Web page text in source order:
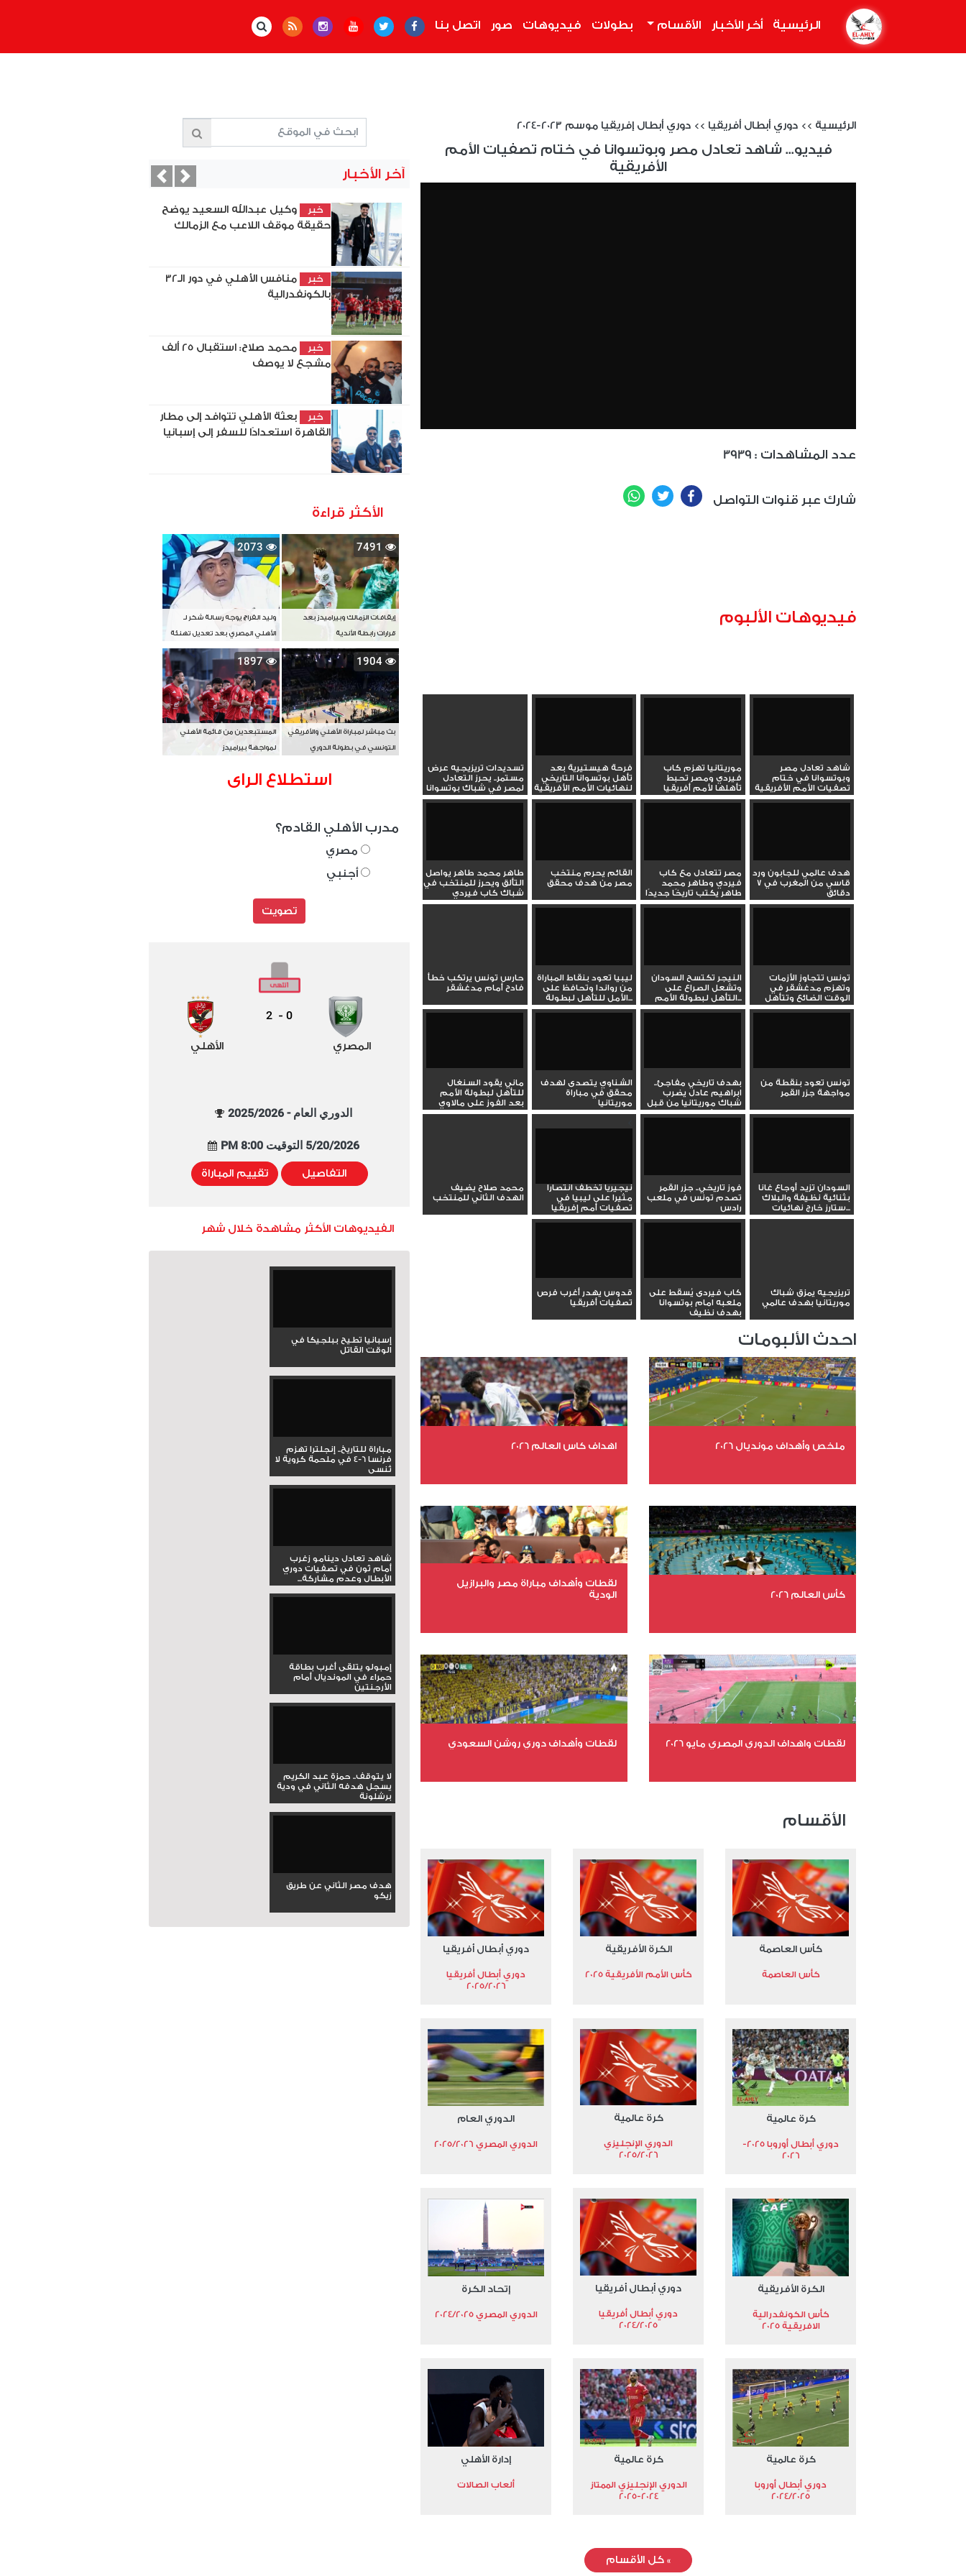
الرئيسية أخر الأخبار الأقسام بطولات فيديوهات صور اتصل بنا
الرئيسية >> دوري أبطال أفريقيا >> دوري أبطال إفريقيا موسم 2023-2024
فيديو... شاهد تعادل مصر وبوتسوانا في ختام تصفيات الأمم
الأفريقية
3939 : عدد المشاهدات
شارك عبر قنوات التواصل Facebook
Twitter
WhatsApp
فيديوهات الألبوم
شاهد تعادل مصر
وبوتسوانا في ختام
تصفيات الأمم الأفريقية
موريتانيا تهزم كاب
فيردي ومصر تحبط
تأهلها لأمم أفريقيا
فرحة هيستيرية بعد
تأهل بوتسوانا التاريخي
لنهائيات الأمم الأفريقية
تسديدات تريزيجيه عرض
مستمر.. يحرز التعادل
لمصر في شباك بوتسوانا
هدف عالمي للجابون ورد
قاسي من المغرب في 7
دقائق
مصر تتعادل مع كاب
فيردي وطاهر محمد
طاهر يكتب تاريخًا جديدًا
القائم يحرم منتخب
مصر من هدف محقق
طاهر محمد طاهر يواصل
التألق ويحرز للمنتخب في
شباك كاب فيردي
تونس تتجاوز الأزمات
وتهزم مدغشقر في
الوقت الضائع وتتأهل
لنهائيات...
النيجر تكتسح السودان
وتشعل الصراع على
التأهل لبطولة الأمم...
ليبيا تعود بنقاط المباراة
من رواندا وتحافظ على
الأمل للتأهل لبطولة...
حارس تونس يرتكب خطأ
فادح أمام مدغشقر
تونس تعود بنقطة من
مواجهة جزر القمر
بهدف تاريخي مفاجئ..
ابراهيم عادل يضرب
شباك موريتانيا من قبل
منتصف...
الشناوي يتصدى لهدف
محقق في مباراة
موريتانيا
ماني يقود السنغال
للتأهل لبطولة الأمم
بعد الفوز على مالاوي
السودان تزيد أوجاع غانا
بثنائية نظيفة والبلاك
ستارز خارج نهائيات...
فوز تاريخي.. جزر القمر
تصدم تونس في ملعب
رادس
نيجيريا تخطف انتصارا
مثيرا على ليبيا في
تصفيات أمم إفريقيا
محمد صلاح يضيف
الهدف الثاني للمنتخب
تريزيجيه يمزق شباك
موريتانيا بهدف عالمي
كاب فيردى يُسقط على
ملعبه امام بوتسوانا
بهدف نظيف
قدوس يهدر أغرب فرص
تصفيات أفريقيا
احدث الألبومات
ملخص وأهداف مونديال 2026
عدد المشاهدات 4674
اهداف كاس العالم 2026
عدد المشاهدات 1977
كأس العالم 2026
عدد المشاهدات 10583
لقطات وأهداف مباراة مصر والبرازيل
الودية
عدد المشاهدات 15584
لقطات واهداف الدوري المصري مايو 2026 لقطات وأهداف دوري روشن السعودي
الأقسام
كأس العاصمة
كأس العاصمة
الكرة الأفريقية
كأس الأمم الأفريقية 2025
دوري أبطال أفريقيا
دوري أبطال أفريقيا
2025/2026
كرة عالمية
دوري أبطال أوروبا 2025-
2026
كرة عالمية
الدوري الإنجليزي
2025/2026
الدوري العام
الدوري المصري 2025/2026
الكرة الأفريقية
كأس الكونفدرالية
الافريقية 2025
دوري أبطال أفريقيا
دوري أبطال أفريقيا
2024/2025
إتحاد الكرة
الدوري المصري 2024/2025
كرة عالمية
دوري أبطال أوروبا
2024/2025
كرة عالمية
الدوري الإنجليزي الممتاز
2024-2025
إدارة الأهلي
ألعاب الصالات
»كل الأقسام
آخر الأخبار
خبر
وكيل عبدالله السعيد يوضح
حقيقة موقف اللاعب مع الزمالك
خبر
منافس الأهلي في دور الـ32
بالكونفدرالية
خبر
محمد صلاح: استقبال 25 ألف
مشجع لا يوصف
خبر
بعثة الأهلي تتوافد إلى مطار
القاهرة استعدادًا للسفر إلى إسبانيا
PreviousNext
الأكثر قراءة
7491
إيقافات الزمالك وبيراميدز بعد
قرارات رابطة الأندية
2073
وليد الفراج يوجه رسالة شكر لـ
الأهلي المصري بعد تعديل تهنئة
بطل آسيا
1904
بث مباشر لمباراة الأهلي والأفريقي
التونسي في بطولة الدوري
1897
المستبعدين من قائمة الأهلي
لمواجهة بيراميدز
استطلاع الراى
مدرب الأهلي القادم؟
مصري
أجنبي
تصويت
المصري
0
-
2
الأهلي
الدوري العام - 2025/2026
5/20/2026 التوقيت 8:00 PM
التفاصيل تقييم المباراة
الفيديوهات الأكثر مشاهدة خلال شهر
إسبانيا تطيح ببلجيكا في
الوقت القاتل
مباراة للتاريخ.. إنجلترا تهزم
فرنسا 6-4 في ملحمة كروية لا
تُنسى
شاهد تعادل دينامو زغرب
أمام ثون في تصفيات دوري
الأبطال وعدم مشاركة...
إمبولو يتلقى أغرب بطاقة
حمراء في المونديال أمام
الأرجنتين
لا يتوقف.. حمزة عبد الكريم
يسجل هدفه الثاني في ودية
برشلونة
هدف مصر الثاني عن طريق
زيكو